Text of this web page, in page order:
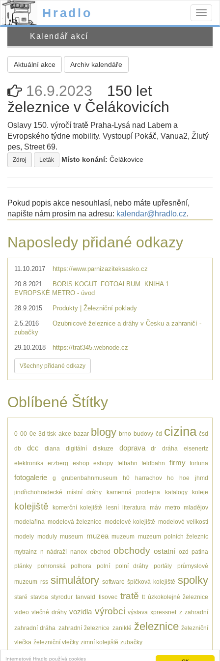
Internetové Hradlo používá cookies
Hradlo
Kalendář akcí
Aktuální akce Archiv kalendáře
16.9.2023
150 let
železnice v Čelákovicích
Oslavy 150. výročí tratě Praha-Lysá nad Labem a
Evropského týdne mobility. Vystoupí Pokáč, Vanua2, Žlutý
pes, Street 69.
Zdroj Leták Místo konání: Čelákovice
Pokud popis akce nesouhlasí, nebo máte upřesnění,
napište nám prosím na adresu: kalendar@hradlo.cz.
Naposledy přidané odkazy
11.10.2017 https://www.parnizaziteksasko.cz
20.8.2021
BORIS KOGUT. FOTOALBUM. KNIHA 1
EVROPSKÉ METRO - úvod
28.9.2015 Produkty | Železniční poklady
2.5.2016
Ozubnicové železnice a dráhy v Česku a zahraničí -
zubačky
29.10.2018 https://trat345.webnode.cz
Všechny přidané odkazy
Oblíbené Štítky
0 00 0e 3d tisk akce bazar blogy brno budovy čd cizina čsd
db dcc diana digitální diskuze doprava dr dráha eisenertz
elektronika erzberg eshop eshopy felbahn feldbahn firmy fortuna
fotogalerie g grubenbahnmuseum h0 harrachov ho hoe jhmd
jindřichohradecké místní dráhy kamenná prodejna katalogy koleje
kolejiště komerční kolejiště lesní literatura máv metro mladějov
modelařina modelová železnice modelové kolejiště modelové velikosti
modely moduly museum muzea muzeum muzeum polních železnic
mytrainz n nádraží nanox obchod obchody ostatní ozd patina
plánky pohronská polhora polní polní dráhy portály průmyslové
muzeum rss simulátory software špičková kolejiště spolky
staré stavba styrodur tanvald tisovec tratě tt úzkokolejné železnice
video vlečné dráhy vozidla výrobci výstava xpressnet z zahradní
zahradní dráha zahradní železnice zaniklé železnice železniční
vlečka železniční vlečky zimní kolejiště zubačky